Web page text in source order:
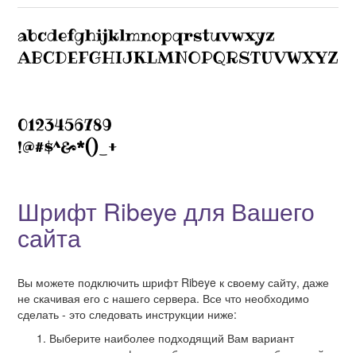
Шрифт Ribeye для Вашего
сайта
Вы можете подключить шрифт Ribeye к своему сайту, даже
не скачивая его с нашего сервера. Все что необходимо
сделать - это следовать инструкции ниже:
Выберите наиболее подходящий Вам вариант